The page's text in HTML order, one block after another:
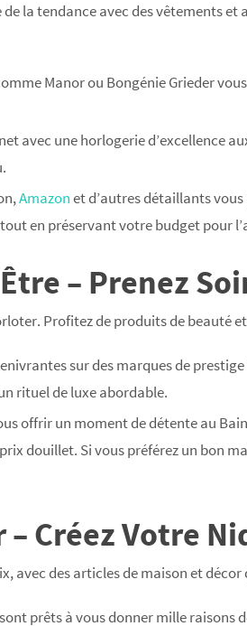
de la tendance avec des vêtements
Manor ou Bongénie Grieder
avec une horlogerie d’excellence
Amazonet d’autres détaillants
en préservant votre budget pour
– Prenez
Profitez de produits de beauté
enivrantes sur des marques de
rituel de luxe abordable.
offrir un moment de détente au
douillet. Si vous préférez un bon
– Créez Votre
avec des articles de maison et
prêts à vous donner mille raisons